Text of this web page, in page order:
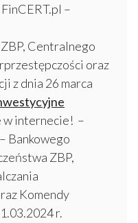
–
Centralnego
oraz
z dnia 26 marca
w internecie! –
Bankowego
ZBP,
Komendy
r.